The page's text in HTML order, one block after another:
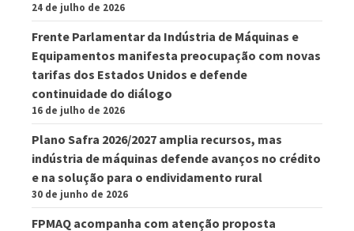
24 de julho de 2026
Frente Parlamentar da Indústria de Máquinas e
Equipamentos manifesta preocupação com novas
tarifas dos Estados Unidos e defende
continuidade do diálogo
16 de julho de 2026
Plano Safra 2026/2027 amplia recursos, mas
indústria de máquinas defende avanços no crédito
e na solução para o endividamento rural
30 de junho de 2026
FPMAQ acompanha com atenção proposta